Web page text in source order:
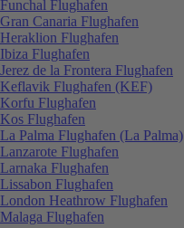
Funchal Flughafen
Gran Canaria Flughafen
Heraklion Flughafen
Ibiza Flughafen
Jerez de la Frontera Flughafen
Keflavik Flughafen (KEF)
Korfu Flughafen
Kos Flughafen
La Palma Flughafen (La Palma)
Lanzarote Flughafen
Larnaka Flughafen
Lissabon Flughafen
London Heathrow Flughafen
Malaga Flughafen